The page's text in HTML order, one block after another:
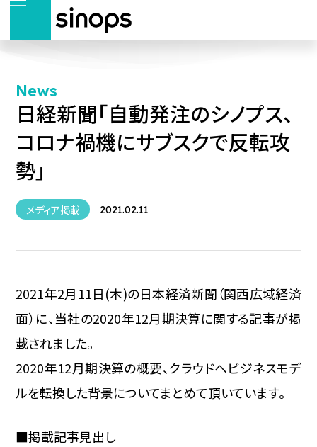
News
日経新聞「自動発注のシノプス、
コロナ禍機にサブスクで反転攻
勢」
メディア掲載 2021.02.11
2021年2月11日(木)の日本経済新聞（関西広域経済
面）に、当社の2020年12月期決算に関する記事が掲
載されました。
2020年12月期決算の概要、クラウドへビジネスモデ
ルを転換した背景についてまとめて頂いています。
■掲載記事見出し